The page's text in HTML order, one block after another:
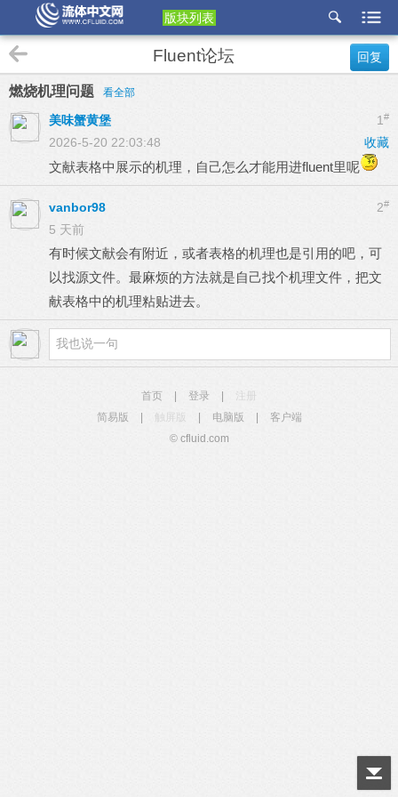
版块列表
etu
p
回复
Fluent论坛
燃烧机理问题 看全部
1 #
美味蟹黄堡
收藏
2026-5-20 22:03:48
文献表格中展示的机理，自己怎么才能用进fluent里呢
2#
vanbor98
5 天前
有时候文献会有附近，或者表格的机理也是引用的吧，可
以找源文件。最麻烦的方法就是自己找个机理文件，把文
献表格中的机理粘贴进去。
首页 登录
简易版
触屏版 电脑版
客户端
© cfluid.com